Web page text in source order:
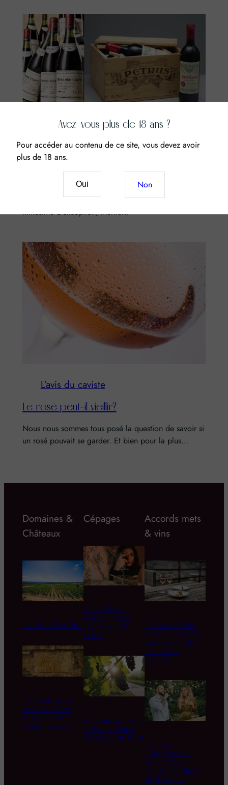
Conseils et Astuces , L’avis du
caviste
Pour une bouteille d’exception vous vous devez de
respecter les règles de l’art. Un grand cru, un
millésime d’exception, mérite…
L’avis du caviste
Le rosé peut-il vieillir?
Nous nous sommes tous posé la question de savoir si
un rosé pouvait se garder. Et bien pour la plus…
Domaines &
Châteaux
Domaine d’Aupilhac
Une bouteille de
Romanée-Conti
adjugée 558.000
dollars, un record
Cépages
Vin & CBD : Le
nouveau mariage
des sens et du
terroir
Les conséquences
du réchauffement
climatique sur le vin
Accords mets
& vins
Quel rosé boire
cet été ? Le grand
guide des 5 styles,
moments et
accords
L’Horloge
Champenoise :
Apprendre à
Déguster les Bulles
au Fil du Jour
Avez-vous plus de 18 ans ?
Pour accéder au contenu de ce site, vous devez avoir
plus de 18 ans.
Oui Non